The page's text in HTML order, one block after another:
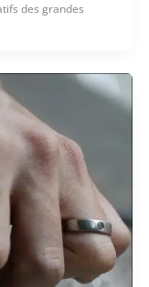
des grandes